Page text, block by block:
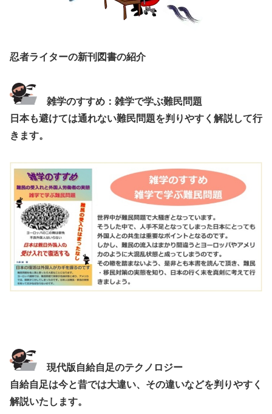
忍者ライターの新刊図書の紹介
雑学のすすめ：雑学で学ぶ難民問題
日本も避けては通れない難民問題を判りやすく解説して行
きます。
現代版自給自足のテクノロジー
自給自足は今と昔では大違い、その違いなどを判りやすく
解説いたします。